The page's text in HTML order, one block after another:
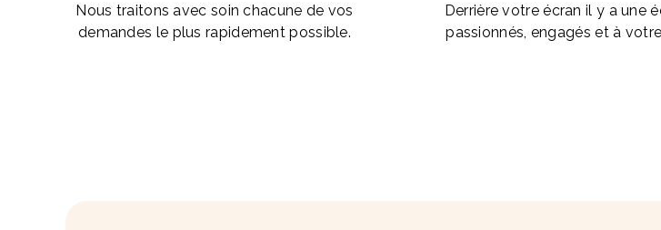
Nous traitons avec soin chacune de vos
demandes le plus rapidement possible.
Derrière votre écran il y a une
passionnés, engagés et à